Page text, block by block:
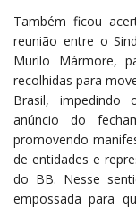
Também ficou
reunião entre o
Murilo Mármore,
recolhidas para
Brasil, impedindo
anúncio do
promovendo
de entidades e
do BB. Nesse
empossada para